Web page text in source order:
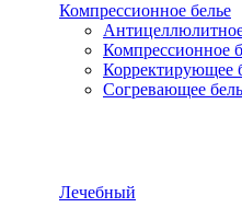
Компрессионное белье
Компрессионное
Корректирующее
Согревающее
Лечебный